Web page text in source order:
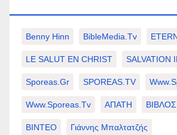
Benny Hinn BibleMedia.tv
LE SALUT EN CHRIST SALVATION
Sporeas.gr SPOREAS.TV
Www.sporeas.tv ΑΠΑΤΗ
ΒΙΝΤΕΟ Γιάννης Μπαλτατζής